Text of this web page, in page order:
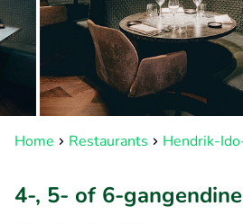
Home Restaurants Hendrik-
4-, 5- of 6-